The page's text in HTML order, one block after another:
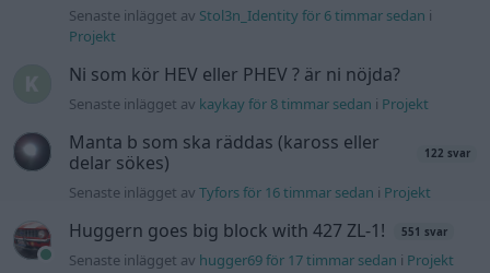
Senaste inlägget av Stol3n_Identity för 6 timmar sedan i
Projekt
Ni som kör HEV eller PHEV ? är ni nöjda?
Senaste inlägget av kaykay för 8 timmar sedan i Projekt
Manta b som ska räddas (kaross eller
delar sökes)
122 svar
Senaste inlägget avTyfors för 16 timmar sedan i Projekt
Huggern goes big block with 427 ZL-1! 551 svar
Senaste inlägget av hugger69 för 17 timmar sedan i Projekt